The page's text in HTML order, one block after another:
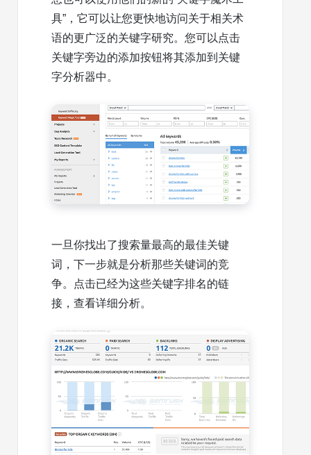
具”，它可以让您更快地访问关于相关术
语的更广泛的关键字研究。您可以点击
关键字旁边的添加按钮将其添加到关键
字分析器中。
一旦你找出了搜索量最高的最佳关键
词，下一步就是分析那些关键词的竞
争。点击已经为这些关键字排名的链
接，查看详细分析。